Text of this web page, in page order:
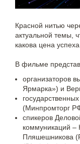
Красной нитью
актуальной темы,
какова цена
В фильме
организаторов
Ярмарка») и
(Минпромторг
спикеров
коммуникаций –
Пляшешникова